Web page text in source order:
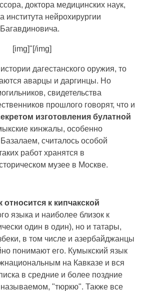
доктора медицинских наук,
института нейрохирургии
[img]"[/img]
дагестанского оружия, то
аварцы и даргинцы. Но
свидетельства
прошлого говорят, что и
изготовления булатной
кинжалы, особенно
считалось особой
работ хранятся в
музее в Москве.
к кипчакской
языка и наиболее близок к
один в один), но и татары,
в том числе и азербайджанцы
понимают его. Кумыкский язык
на Кавказе и вся
в средние и более поздние
называемом, "тюркю". Также все